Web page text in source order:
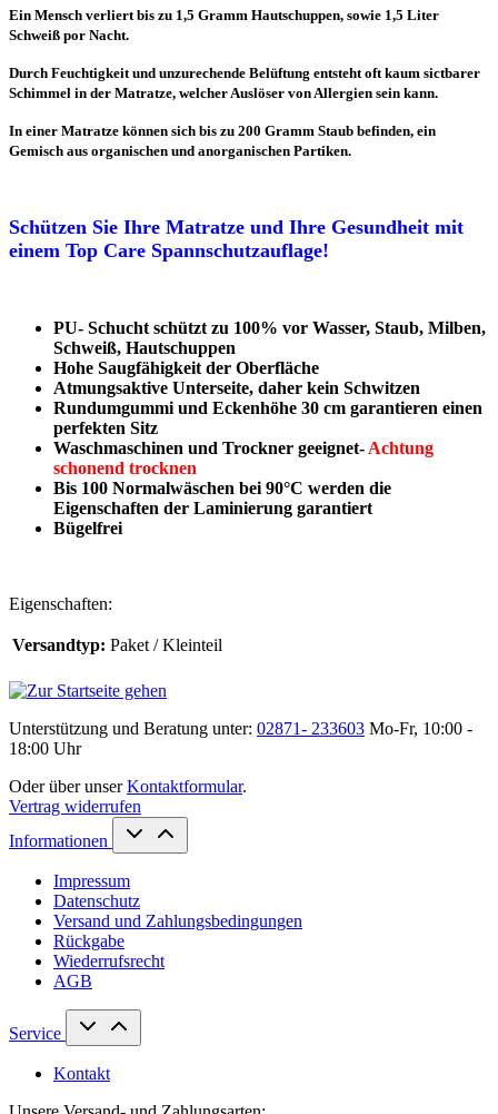
Ein Mensch verliert bis zu 1,5 Gramm Hautschuppen, sowie 1,5 Liter
Schweiß por Nacht.
Durch Feuchtigkeit und unzurechende Belüftung entsteht oft kaum sictbarer
Schimmel in der Matratze, welcher Auslöser von Allergien sein kann.
In einer Matratze können sich bis zu 200 Gramm Staub befinden, ein
Gemisch aus organischen und anorganischen Partiken.
Schützen Sie Ihre Matratze und Ihre Gesundheit mit
einem Top Care Spannschutzauflage!
PU- Schucht schützt zu 100% vor Wasser, Staub, Milben,
Schweiß, Hautschuppen
Hohe Saugfähigkeit der Oberfläche
Atmungsaktive Unterseite, daher kein Schwitzen
Rundumgummi und Eckenhöhe 30 cm garantieren einen
perfekten Sitz
Waschmaschinen und Trockner geeignet- Achtung
schonend trocknen
Bis 100 Normalwäschen bei 90°C werden die
Eigenschaften der Laminierung garantiert
Bügelfrei
Eigenschaften:
Versandtyp: Paket / Kleinteil
Unterstützung und Beratung unter: 02871- 233603 Mo-Fr, 10:00 -
18:00 Uhr
Oder über unserKontaktformular.
Vertrag widerrufen
Informationen
Impressum
Datenschutz
Versand und Zahlungsbedingungen
Rückgabe
Wiederrufsrecht
AGB
Service
Kontakt